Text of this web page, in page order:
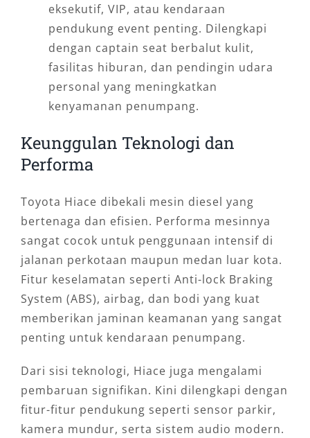
eksekutif, VIP, atau kendaraan
pendukung event penting. Dilengkapi
dengan captain seat berbalut kulit,
fasilitas hiburan, dan pendingin udara
personal yang meningkatkan
kenyamanan penumpang.
Keunggulan Teknologi dan
Performa
Toyota Hiace dibekali mesin diesel yang
bertenaga dan efisien. Performa mesinnya
sangat cocok untuk penggunaan intensif di
jalanan perkotaan maupun medan luar kota.
Fitur keselamatan seperti Anti-lock Braking
System (ABS), airbag, dan bodi yang kuat
memberikan jaminan keamanan yang sangat
penting untuk kendaraan penumpang.
Dari sisi teknologi, Hiace juga mengalami
pembaruan signifikan. Kini dilengkapi dengan
fitur-fitur pendukung seperti sensor parkir,
kamera mundur, serta sistem audio modern.